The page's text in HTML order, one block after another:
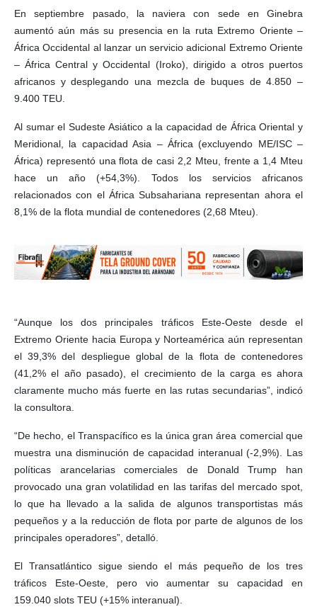
En septiembre pasado, la naviera con sede en Ginebra
aumentó aún más su presencia en la ruta Extremo Oriente –
África Occidental al lanzar un servicio adicional Extremo Oriente
– África Central y Occidental (Iroko), dirigido a otros puertos
africanos y desplegando una mezcla de buques de 4.850 –
9.400 TEU.
Al sumar el Sudeste Asiático a la capacidad de África Oriental y
Meridional, la capacidad Asia – África (excluyendo ME/ISC –
África) representó una flota de casi 2,2 Mteu, frente a 1,4 Mteu
hace un año (+54,3%). Todos los servicios africanos
relacionados con el África Subsahariana representan ahora el
8,1% de la flota mundial de contenedores (2,68 Mteu).
“Aunque los dos principales tráficos Este-Oeste desde el
Extremo Oriente hacia Europa y Norteamérica aún representan
el 39,3% del despliegue global de la flota de contenedores
(41,2% el año pasado), el crecimiento de la carga es ahora
claramente mucho más fuerte en las rutas secundarias”, indicó
la consultora.
“De hecho, el Transpacífico es la única gran área comercial que
muestra una disminución de capacidad interanual (-2,9%). Las
políticas arancelarias comerciales de Donald Trump han
provocado una gran volatilidad en las tarifas del mercado spot,
lo que ha llevado a la salida de algunos transportistas más
pequeños y a la reducción de flota por parte de algunos de los
principales operadores”, detalló.
El Transatlántico sigue siendo el más pequeño de los tres
tráficos Este-Oeste, pero vio aumentar su capacidad en
159.040 slots TEU (+15% interanual).